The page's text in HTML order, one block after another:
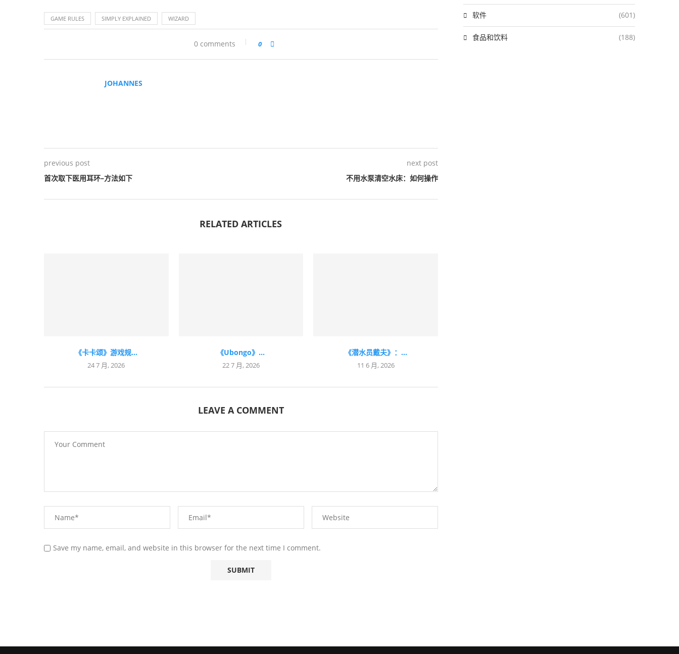
GAME RULES SIMPLY EXPLAINED WIZARD
0 comments 0
JOHANNES
previous post
首次取下医用耳环–方法如下
next post
不用水泵清空水床：如何操作
RELATED ARTICLES
《卡卡颂》游戏规...
24 7 月, 2026
《Ubongo》...
22 7 月, 2026
《潜水员戴夫》：...
11 6 月, 2026
LEAVE A COMMENT
Save my name, email, and website in this browser for the next time I comment.
软件 (601)
食品和饮料 (188)